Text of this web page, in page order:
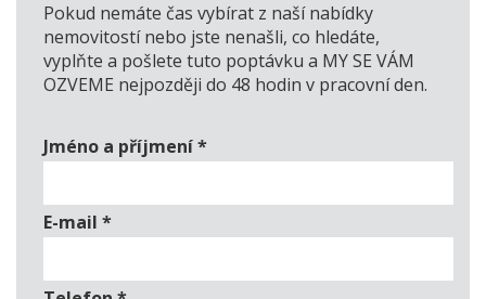
Pokud nemáte čas vybírat z naší nabídky
nemovitostí nebo jste nenašli, co hledáte,
vyplňte a pošlete tuto poptávku a MY SE VÁM
OZVEME nejpozději do 48 hodin v pracovní den.
Jméno a příjmení*
E-mail *